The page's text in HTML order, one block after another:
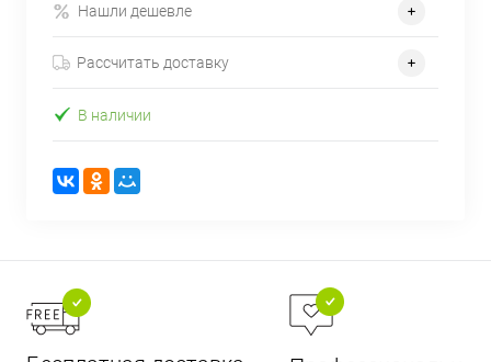
Нашли дешевле
Рассчитать доставку
В наличии